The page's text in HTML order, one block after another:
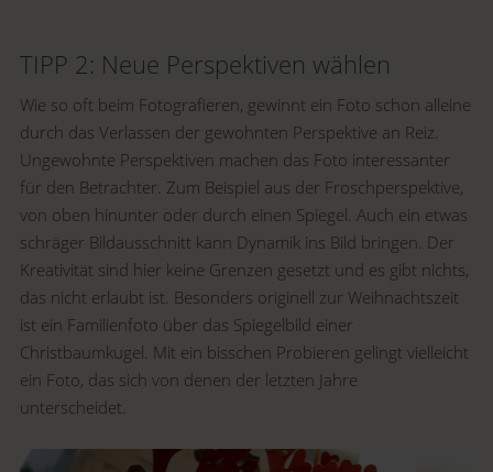
TIPP 2: Neue Perspektiven wählen
Wie so oft beim Fotografieren, gewinnt ein Foto schon alleine
durch das Verlassen der gewohnten Perspektive an Reiz.
Ungewohnte Perspektiven machen das Foto interessanter
für den Betrachter. Zum Beispiel aus der Froschperspektive,
von oben hinunter oder durch einen Spiegel. Auch ein etwas
schräger Bildausschnitt kann Dynamik ins Bild bringen. Der
Kreativität sind hier keine Grenzen gesetzt und es gibt nichts,
das nicht erlaubt ist. Besonders originell zur Weihnachtszeit
ist ein Familienfoto über das Spiegelbild einer
Christbaumkugel. Mit ein bisschen Probieren gelingt vielleicht
ein Foto, das sich von denen der letzten Jahre
unterscheidet.